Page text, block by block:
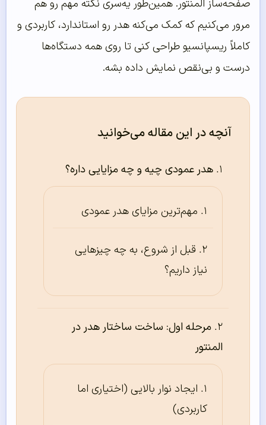
صفحه‌ساز المنتور. همین‌طور یه‌سری نکته مهم رو هم
مرور می‌کنیم که کمک می‌کنه هدر رو استاندارد، کاربردی و
کاملاً ریسپانسیو طراحی کنی تا روی همه دستگاه‌ها
درست و بی‌نقص نمایش داده بشه.
آنچه در این مقاله می‌خوانید
هدر عمودی چیه و چه مزایایی داره؟
مهم‌ترین مزایای هدر عمودی
قبل از شروع، به چه چیزهایی
نیاز داریم؟
مرحله اول: ساخت ساختار هدر در
المنتور
ایجاد نوار بالایی (اختیاری اما
کاربردی)